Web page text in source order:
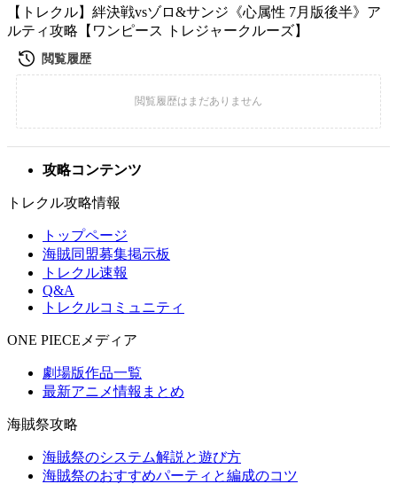
【トレクル】絆決戦vsゾロ&サンジ《心属性 7月版後半》ア
ルティ攻略【ワンピース トレジャークルーズ】
攻略コンテンツ
トレクル攻略情報
トップページ
海賊同盟募集掲示板
トレクル速報
Q&A
トレクルコミュニティ
ONE PIECEメディア
劇場版作品一覧
最新アニメ情報まとめ
海賊祭攻略
海賊祭のシステム解説と遊び方
海賊祭のおすすめパーティと編成のコツ